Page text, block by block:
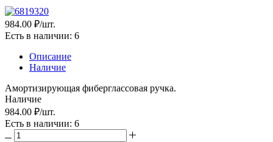
984.00 ₽/шт.
Есть в наличии: 6
Описание
Наличие
Амортизирующая фиберглассовая ручка.
Наличие
984.00 ₽/шт.
Есть в наличии: 6